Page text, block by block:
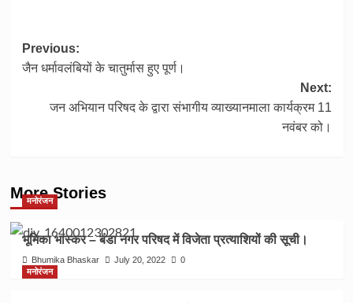
Post
navigation
Previous:
जैन धर्मावलंबियों के चातुर्मास हुए पूर्ण।
Next:
जन अभियान परिषद के द्वारा संभागीय व्याख्यानमाला कार्यक्रम 11
नवंबर को।
More Stories
मनोरंजन
भूमिका भास्कर – बंडा नगर परिषद में विजेता प्रत्याशियों की सूची।
Bhumika Bhaskar July 20, 2022
0
मनोरंजन